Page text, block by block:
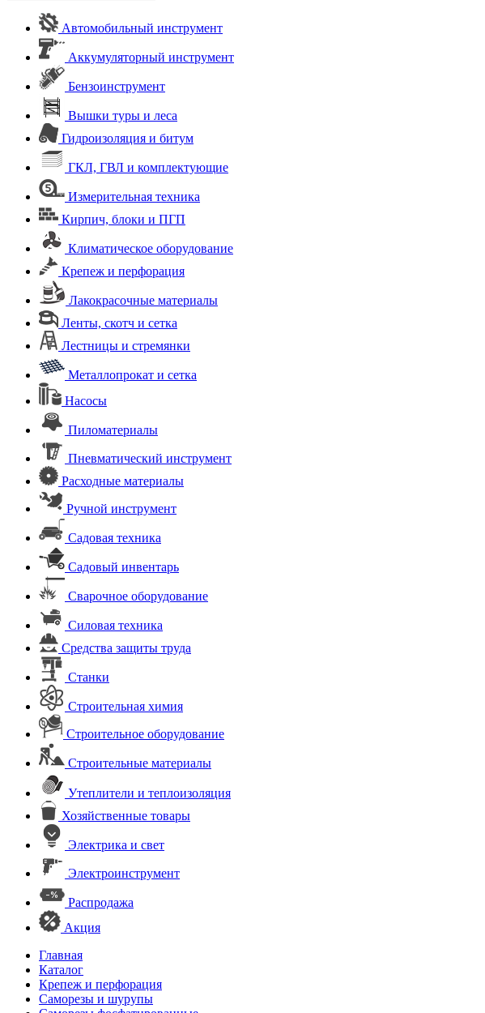
Автомобильный инструмент
Аккумуляторный инструмент
Бензоинструмент
Вышки туры и леса
Гидроизоляция и битум
ГКЛ, ГВЛ и комплектующие
Измерительная техника
Кирпич, блоки и ПГП
Климатическое оборудование
Крепеж и перфорация
Лакокрасочные материалы
Ленты, скотч и сетка
Лестницы и стремянки
Металлопрокат и сетка
Насосы
Пиломатериалы
Пневматический инструмент
Расходные материалы
Ручной инструмент
Садовая техника
Садовый инвентарь
Сварочное оборудование
Силовая техника
Средства защиты труда
Станки
Строительная химия
Строительное оборудование
Строительные материалы
Утеплители и теплоизоляция
Хозяйственные товары
Электрика и свет
Электроинструмент
Распродажа
Акция
Главная
Каталог
Крепеж и перфорация
Саморезы и шурупы